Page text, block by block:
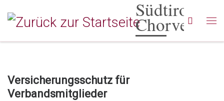
Zum Inhalt springen Südtiroler Search
Versicherungsschutz für
Verbandsmitglieder